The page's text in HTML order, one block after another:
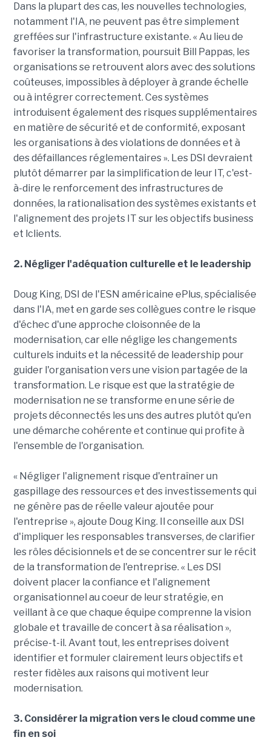
Dans la plupart des cas, les nouvelles technologies,
notamment l'IA, ne peuvent pas être simplement
greffées sur l'infrastructure existante. « Au lieu de
favoriser la transformation, poursuit Bill Pappas, les
organisations se retrouvent alors avec des solutions
coûteuses, impossibles à déployer à grande échelle
ou à intégrer correctement. Ces systèmes
introduisent également des risques supplémentaires
en matière de sécurité et de conformité, exposant
les organisations à des violations de données et à
des défaillances réglementaires ». Les DSI devraient
plutôt démarrer par la simplification de leur IT, c'est-
à-dire le renforcement des infrastructures de
données, la rationalisation des systèmes existants et
l'alignement des projets IT sur les objectifs business
et lclients.
2. Négliger l'adéquation culturelle et le leadership
Doug King, DSI de l'ESN américaine ePlus, spécialisée
dans l'IA, met en garde ses collègues contre le risque
d'échec d'une approche cloisonnée de la
modernisation, car elle néglige les changements
culturels induits et la nécessité de leadership pour
guider l'organisation vers une vision partagée de la
transformation. Le risque est que la stratégie de
modernisation ne se transforme en une série de
projets déconnectés les uns des autres plutôt qu'en
une démarche cohérente et continue qui profite à
l'ensemble de l'organisation.
« Négliger l'alignement risque d'entraîner un
gaspillage des ressources et des investissements qui
ne génère pas de réelle valeur ajoutée pour
l'entreprise », ajoute Doug King. Il conseille aux DSI
d'impliquer les responsables transverses, de clarifier
les rôles décisionnels et de se concentrer sur le récit
de la transformation de l'entreprise. « Les DSI
doivent placer la confiance et l'alignement
organisationnel au coeur de leur stratégie, en
veillant à ce que chaque équipe comprenne la vision
globale et travaille de concert à sa réalisation »,
précise-t-il. Avant tout, les entreprises doivent
identifier et formuler clairement leurs objectifs et
rester fidèles aux raisons qui motivent leur
modernisation.
3. Considérer la migration vers le cloud comme une
fin en soi